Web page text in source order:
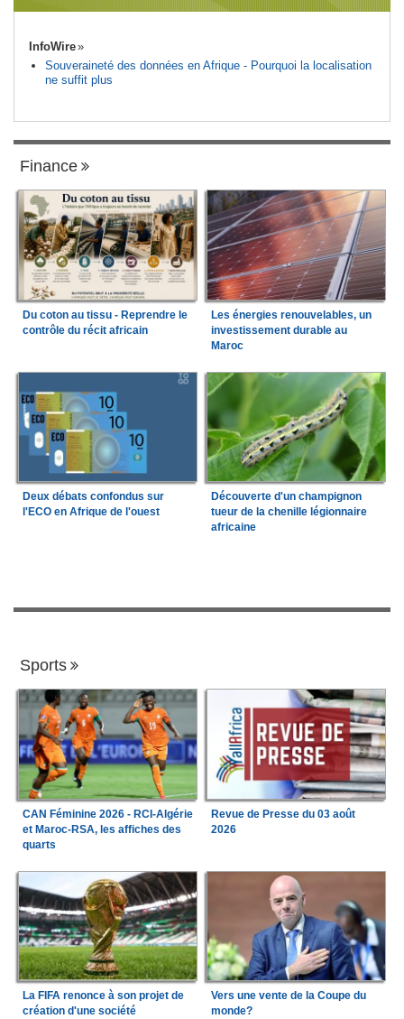
InfoWire
Souveraineté des données en Afrique - Pourquoi la localisation
ne suffit plus
Finance
Du coton au tissu - Reprendre le
contrôle du récit africain
Les énergies renouvelables, un
investissement durable au
Maroc
Deux débats confondus sur
l'ECO en Afrique de l'ouest
Découverte d'un champignon
tueur de la chenille légionnaire
africaine
Sports
CAN Féminine 2026 - RCI-Algérie
et Maroc-RSA, les affiches des
quarts
Revue de Presse du 03 août
2026
La FIFA renonce à son projet de
création d'une société
Vers une vente de la Coupe du
monde?